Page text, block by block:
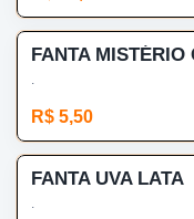
FANTA MISTÉRIO
.
R$ 5,50
FANTA UVA LATA
.